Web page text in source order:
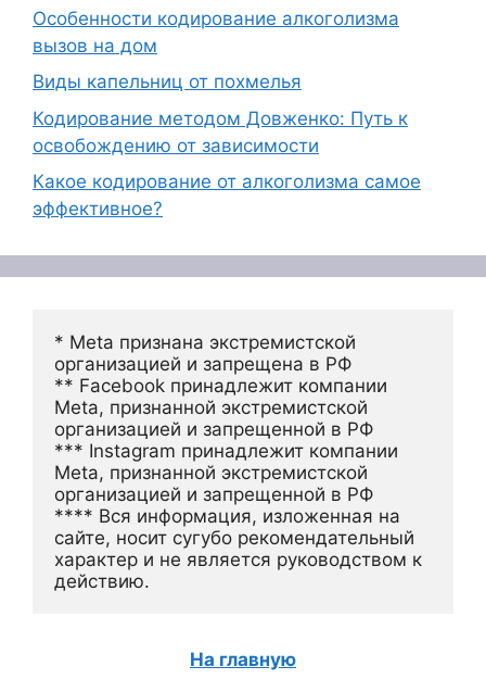
Особенности кодирование алкоголизма
вызов на дом
Виды капельниц от похмелья
Кодирование методом Довженко: Путь к
освобождению от зависимости
Какое кодирование от алкоголизма самое
эффективное?
* Meta признана экстремистской
организацией и запрещена в РФ
** Facebook принадлежит компании
Meta, признанной экстремистской
организацией и запрещенной в РФ
*** Instagram принадлежит компании
Meta, признанной экстремистской
организацией и запрещенной в РФ
**** Вся информация, изложенная на
сайте, носит сугубо рекомендательный
характер и не является руководством к
действию.
На главную